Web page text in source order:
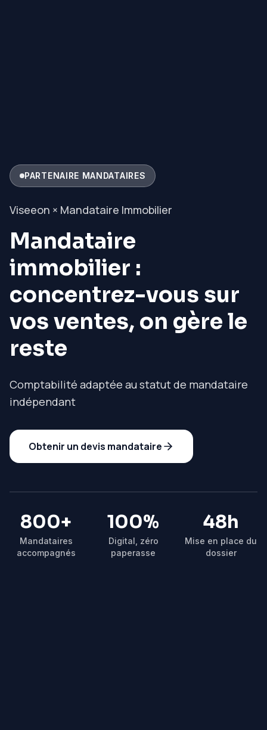
PARTENAIRE MANDATAIRES
Viseeon × Mandataire Immobilier
Mandataire
immobilier :
concentrez-vous sur
vos ventes, on gère le
reste
Comptabilité adaptée au statut de mandataire
indépendant
Obtenir un devis mandataire
800+
Mandataires
accompagnés
100%
Digital, zéro
paperasse
48h
Mise en place du
dossier